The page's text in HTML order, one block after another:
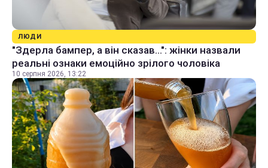
ЛЮДИ
"Здерла бампер, а він сказав...": жінки назвали
реальні ознаки емоційно зрілого чоловіка
10 серпня 2026, 13:22